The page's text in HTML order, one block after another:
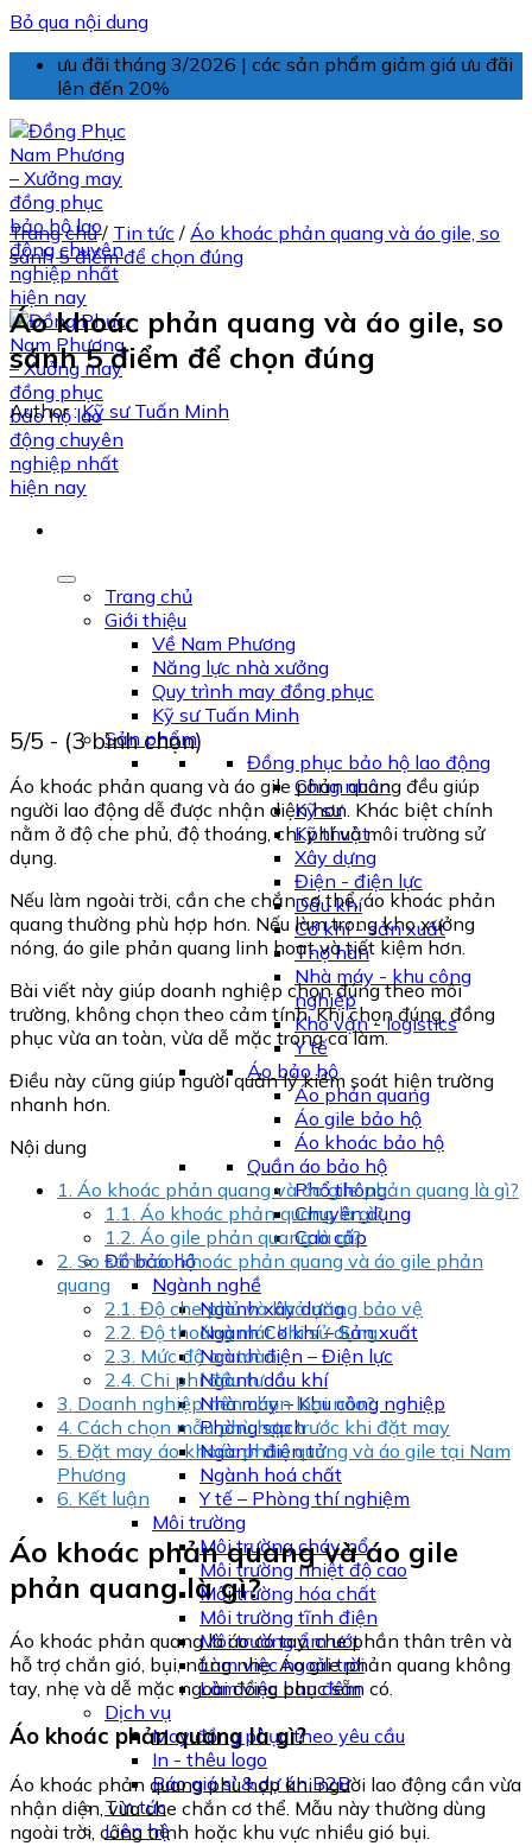
Bỏ qua nội dung
ưu đãi tháng 3/2026 | các sản phẩm giảm giá ưu đãi
lên đến 20%
Trang chủ
Giới thiệu
Về Nam Phương
Năng lực nhà xưởng
Quy trình may đồng phục
Kỹ sư Tuấn Minh
Sản phẩm
Đồng phục bảo hộ lao động
Công nhân
Kỹ sư
Kỹ thuật
Xây dựng
Điện - điện lực
Dầu khí
Cơ khí - sản xuất
Thợ hàn
Nhà máy - khu công
nghiệp
Kho vận - logistics
Y tế
Áo bảo hộ
Áo phản quang
Áo gile bảo hộ
Áo khoác bảo hộ
Quần áo bảo hộ
Phổ thông
Chuyên dụng
Cao cấp
Đồ bảo hộ
Ngành nghề
Ngành xây dựng
Ngành Cơ khí – Sản xuất
Ngành điện – Điện lực
Ngành dầu khí
Nhà máy – Khu công nghiệp
Phòng sạch
Ngành điện tử
Ngành hoá chất
Y tế – Phòng thí nghiệm
Môi trường
Môi trường cháy nổ
Môi trường nhiệt độ cao
Môi trường hóa chất
Môi trường tĩnh điện
Môi trường ẩm ướt
Làm việc ngoài trời
Làm việc ban đêm
Dịch vụ
May đồng phục theo yêu cầu
In - thêu logo
Báo giá sỉ & dự án B2B
Tin tức
Liên hệ
Trang chủ/ Tin tức / Áo khoác phản quang và áo gile, so
sánh 5 điểm để chọn đúng
Áo khoác phản quang và áo gile, so
sánh 5 điểm để chọn đúng
Author :Kỹ sư Tuấn Minh
5/5 - (3 bình chọn)
Áo khoác phản quang và áo gile phản quang đều giúp
người lao động dễ được nhận diện hơn. Khác biệt chính
nằm ở độ che phủ, độ thoáng, chi phí và môi trường sử
dụng.
Nếu làm ngoài trời, cần che chắn cơ thể, áo khoác phản
quang thường phù hợp hơn. Nếu làm trong kho xưởng
nóng, áo gile phản quang linh hoạt và tiết kiệm hơn.
Bài viết này giúp doanh nghiệp chọn đúng theo môi
trường, không chọn theo cảm tính. Khi chọn đúng, đồng
phục vừa an toàn, vừa dễ mặc trong ca làm.
Điều này cũng giúp người quản lý kiểm soát hiện trường
nhanh hơn.
Nội dung
1. Áo khoác phản quang và áo gile phản quang là gì?
1.1. Áo khoác phản quang là gì?
1.2. Áo gile phản quang là gì?
2. So sánh áo khoác phản quang và áo gile phản
quang
2.1. Độ che phủ và khả năng bảo vệ
2.2. Độ thoáng mát khi sử dụng
2.3. Mức độ an toàn
2.4. Chi phí đầu tư
3. Doanh nghiệp nên chọn loại nào?
4. Cách chọn mẫu phù hợp trước khi đặt may
5. Đặt may áo khoác phản quang và áo gile tại Nam
Phương
6. Kết luận
Áo khoác phản quang và áo gile
phản quang là gì?
Áo khoác phản quang là áo có tay, che phần thân trên và
hỗ trợ chắn gió, bụi, nắng nhẹ. Áo gile phản quang không
tay, nhẹ và dễ mặc ngoài đồng phục sẵn có.
Áo khoác phản quang là gì?
Áo khoác phản quang phù hợp khi người lao động cần vừa
nhận diện, vừa che chắn cơ thể. Mẫu này thường dùng
ngoài trời, công trình hoặc khu vực nhiều gió bụi.